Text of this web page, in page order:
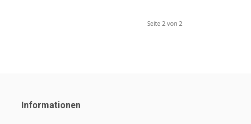
Seite 2 von 2
Informationen